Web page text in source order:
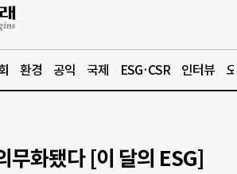
환경 공익 국제 ESG·CSR 인터뷰
무화됐다 [이 달의 ESG]